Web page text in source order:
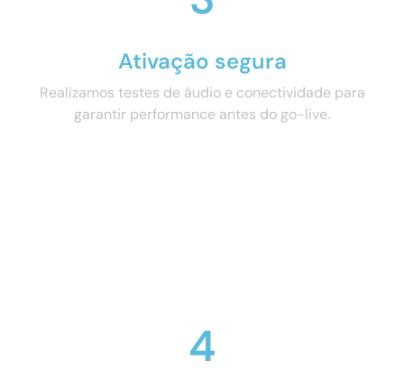
Ativação segura
Realizamos testes de áudio e conectividade para
garantir performance antes do go-live.
4